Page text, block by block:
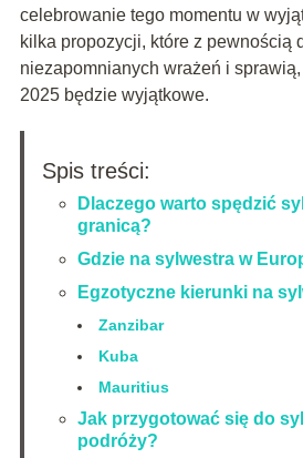
celebrowanie tego momentu w
kilka propozycji, które z pewnością
niezapomnianych wrażeń i
2025 będzie wyjątkowe.
Spis treści:
Dlaczego warto spędzić
granicą?
Gdzie na sylwestra w
Egzotyczne kierunki na
Zanzibar
Kuba
Mauritius
Jak przygotować się do
podróży?